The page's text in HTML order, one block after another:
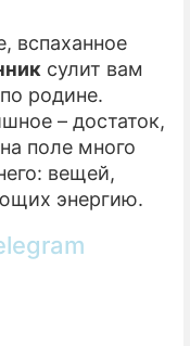
вспаханное
сулит вам
родине.
– достаток,
поле много
вещей,
энергию.